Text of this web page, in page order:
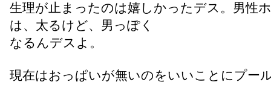
生理が止まったのは嬉しかったデス。男性
は、太るけど、男っぽく
なるんデスよ。
現在はおっぱいが無いのをいいことにプー